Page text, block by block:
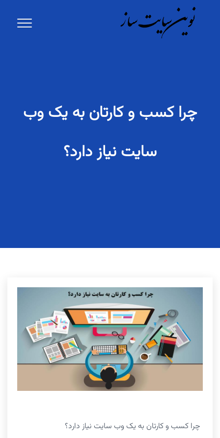
چرا کسب و کارتان به یک وب
سایت نیاز دارد؟
چرا کسب و کارتان به یک وب سایت نیاز دارد؟